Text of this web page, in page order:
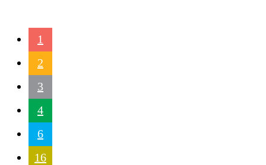
1
2
3
4
6
16